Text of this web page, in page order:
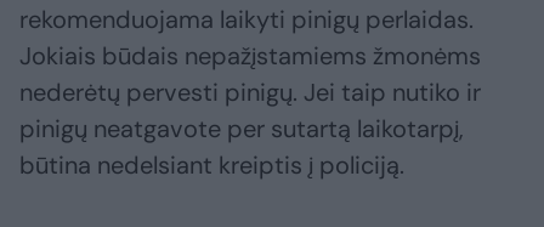
rekomenduojama laikyti pinigų perlaidas.
Jokiais būdais nepažįstamiems žmonėms
nederėtų pervesti pinigų. Jei taip nutiko ir
pinigų neatgavote per sutartą laikotarpį,
būtina nedelsiant kreiptis į policiją.